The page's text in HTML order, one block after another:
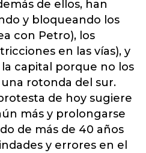
de ellos, han
y bloqueando los
con Petro), los
en las vías), y
la capital porque no los
rotonda del sur.
de hoy sugiere
más y prolongarse
de más de 40 años
y errores en el